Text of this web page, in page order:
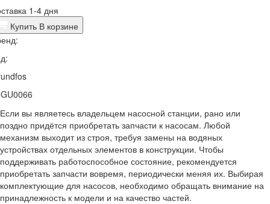
1-4 дня
Купить В корзине
Если вы являетесь владельцем насосной станции, рано или
поздно придётся приобретать запчасти к насосам. Любой
механизм выходит из строя, требуя замены на водяных
устройствах отдельных элементов в конструкции. Чтобы
поддерживать работоспособное состояние, рекомендуется
приобретать запчасти вовремя, периодически меняя их. Выбирая
комплектующие для насосов, необходимо обращать внимание на
принадлежность к модели и на качество частей.